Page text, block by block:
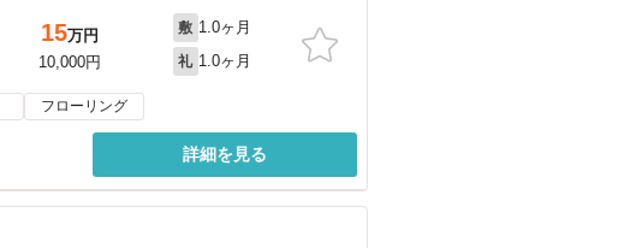
15万円
10,000円
敷 1.0ヶ月
礼 1.0ヶ月
フローリング
詳細を見る